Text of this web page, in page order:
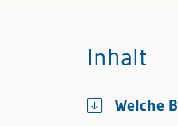
Finanzen &
Recht
Inhalt
Welche